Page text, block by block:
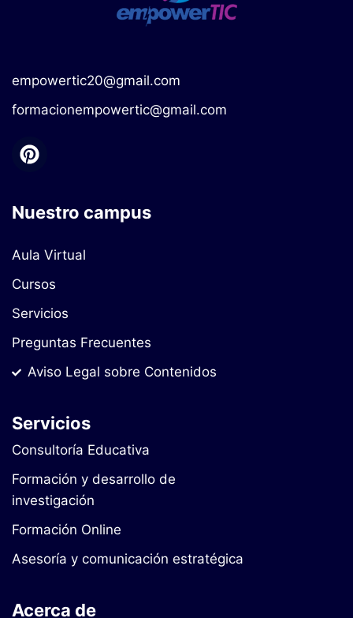
empowertic20@gmail.com
formacionempowertic@gmail.com
Nuestro campus
Aula Virtual
Cursos
Servicios
Preguntas Frecuentes
Aviso Legal sobre Contenidos
Servicios
Consultoría Educativa
Formación y desarrollo de
investigación
Formación Online
Asesoría y comunicación estratégica
Acerca de